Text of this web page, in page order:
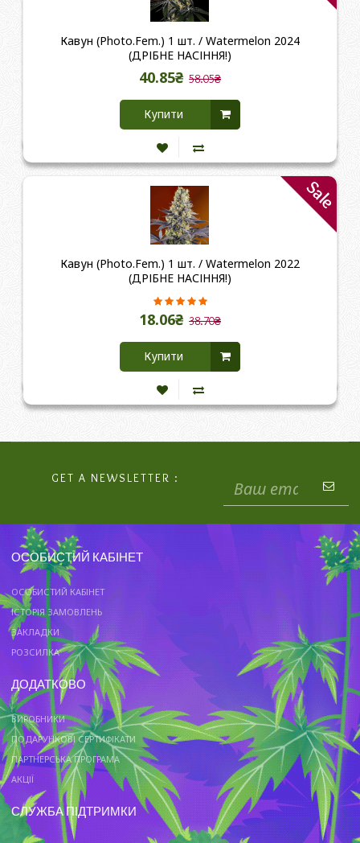
Кавун (Photo.Fem.) 1 шт. / Watermelon 2024
(ДРІБНЕ НАСІННЯ!)
40.85₴ 58.05₴
Купити
Sale
Кавун (Photo.Fem.) 1 шт. / Watermelon 2022
(ДРІБНЕ НАСІННЯ!)
18.06₴ 38.70₴
Купити
GET A NEWSLETTER :
ОСОБИСТИЙ КАБІНЕТ
ОСОБИСТИЙ КАБІНЕТ
ІСТОРІЯ ЗАМОВЛЕНЬ
ЗАКЛАДКИ
РОЗСИЛКА
ДОДАТКОВО
ВИРОБНИКИ
ПОДАРУНКОВІ СЕРТИФІКАТИ
ПАРТНЕРСЬКА ПРОГРАМА
АКЦІЇ
СЛУЖБА ПІДТРИМКИ